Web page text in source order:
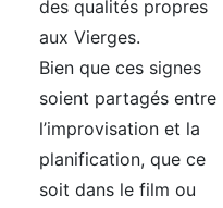
des qualités propres
aux Vierges.
Bien que ces signes
soient partagés entre
l’improvisation et la
planification, que ce
soit dans le film ou